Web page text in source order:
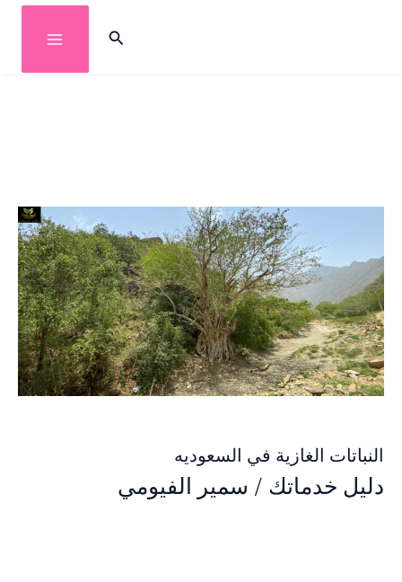
البحث
النباتات الغازية في السعوديه
دليل خدماتك / سمير الفيومي